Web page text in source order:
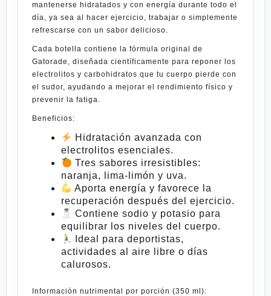
mantenerse hidratados y con energía durante todo el
día, ya sea al hacer ejercicio, trabajar o simplemente
refrescarse con un sabor delicioso.
Cada botella contiene la fórmula original de
Gatorade, diseñada científicamente para reponer los
electrolitos y carbohidratos que tu cuerpo pierde con
el sudor, ayudando a mejorar el rendimiento físico y
prevenir la fatiga.
Beneficios:
Hidratación avanzada con
electrolitos esenciales.
Tres sabores irresistibles:
naranja, lima-limón y uva.
Aporta energía y favorece la
recuperación después del ejercicio.
Contiene sodio y potasio para
equilibrar los niveles del cuerpo.
Ideal para deportistas,
actividades al aire libre o días
calurosos.
Información nutrimental por porción (350 ml):